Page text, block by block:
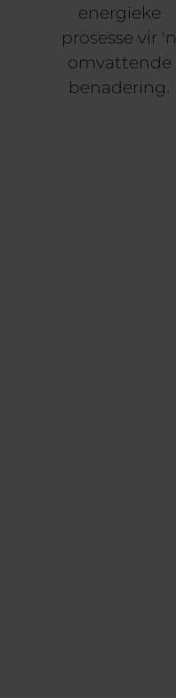
energieke
prosesse vir 'n
omvattende
benadering.